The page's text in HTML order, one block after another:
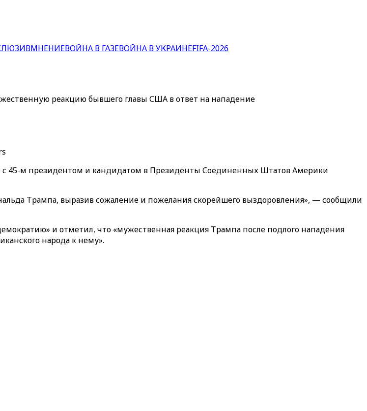
МНЕНИЕВОЙНА В ГАЗЕВОЙНА В УКРАИНЕFIFA-2026
реакцию бывшего главы США в ответ на нападение
45-м президентом и кандидатом в Президенты Соединенных Штатов Америки
Трампа, выразив сожаление и пожелания скорейшего выздоровления», — сообщили
и отметил, что «мужественная реакция Трампа после подлого нападения
народа к нему».